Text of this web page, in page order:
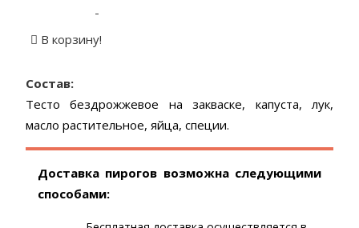
-
В корзину!
Состав:
Тесто бездрожжевое на закваске, капуста, лук,
масло растительное, яйца, специи.
Доставка пирогов возможна следующими
способами: